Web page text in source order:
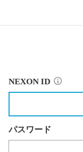
NEXON ID
パスワード